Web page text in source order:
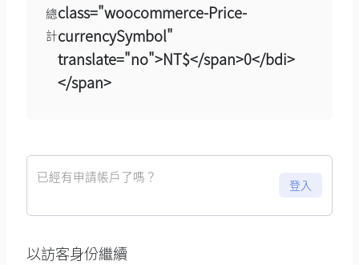
總
計
class="woocommerce-Price-
currencySymbol"
translate="no">NT$</span>0</bdi>
</span>
已經有申請帳戶了嗎？
登入
以訪客身份繼續